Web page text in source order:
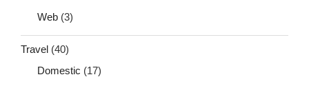
Web (3)
Travel (40)
Domestic (17)